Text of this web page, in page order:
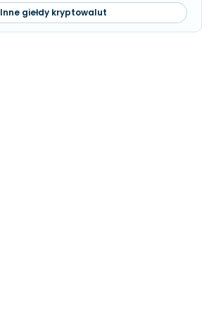
Inne giełdy kryptowalut